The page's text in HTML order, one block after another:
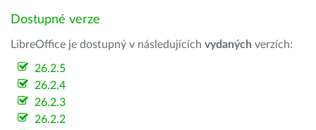
Dostupné verze
LibreOffice je dostupný v následujících vydaných verzích:
26.2.5
26.2.4
26.2.3
26.2.2